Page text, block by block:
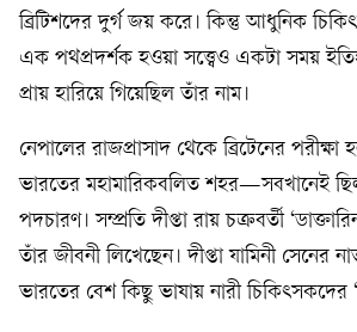
ব্রিটিশদের দুর্গ জয় করে। কিন্তু আধুনিক
এক পথপ্রদর্শক হওয়া সত্ত্বেও একটা সময়
প্রায় হারিয়ে গিয়েছিল তাঁর নাম।
নেপালের রাজপ্রাসাদ থেকে ব্রিটেনের
ভারতের মহামারিকবলিত শহর—সবখানেই
পদচারণ। সম্প্রতি দীপ্তা রায় চক্রবর্তী
তাঁর জীবনী লিখেছেন। দীপ্তা যামিনী সেনের
ভারতের বেশ কিছু ভাষায় নারী চিকিৎসকদের